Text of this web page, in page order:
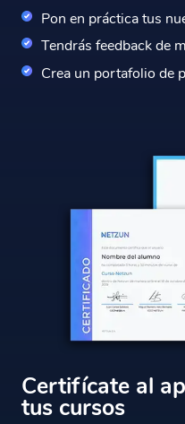
Pon en práctica tus
Tendrás feedback de
Crea un portafolio de
Certifícate al
tus cursos